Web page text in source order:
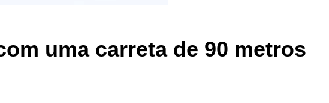
uma carreta de 90 metros